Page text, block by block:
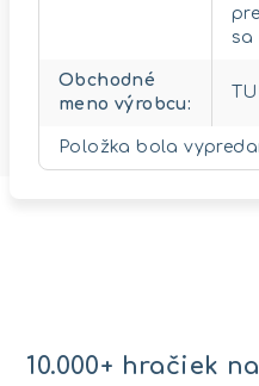
sa
Obchodné
meno výrobcu:
Položka bola
10.000+ hračiek na